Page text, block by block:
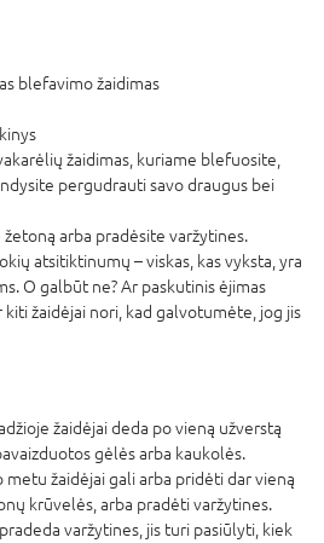
blefavimo žaidimas
žaidimas, kuriame blefuosite,
pergudrauti savo draugus bei
arba pradėsite varžytines.
atsitiktinumų – viskas, kas vyksta, yra
O galbūt ne? Ar paskutinis ėjimas
kiti žaidėjai nori, kad galvotumėte, jog jis
žaidėjai deda po vieną užverstą
gėlės arba kaukolės.
metu žaidėjai gali arba pridėti dar vieną
krūvelės, arba pradėti varžytines.
varžytines, jis turi pasiūlyti, kiek